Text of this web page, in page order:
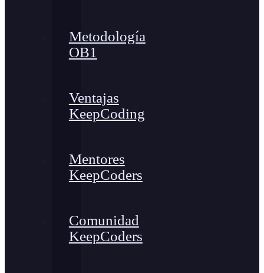
Metodología
OB1
Ventajas
KeepCoding
Mentores
KeepCoders
Comunidad
KeepCoders